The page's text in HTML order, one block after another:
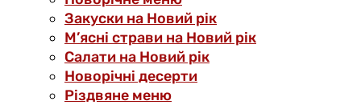
Закуски на Новий рік
М’ясні страви на Новий рік
Салати на Новий рік
Новорічні десерти
Різдвяне меню